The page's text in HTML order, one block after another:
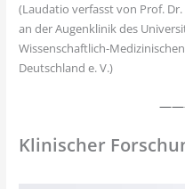
(Laudatio verfasst von Prof.
an der Augenklinik des
Wissenschaftlich-
Deutschland e. V.)
Klinischer